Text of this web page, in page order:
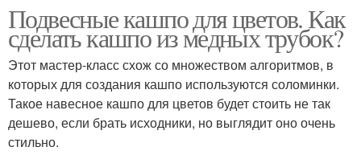
Подвесные кашпо для цветов. Как
сделать кашпо из медных трубок?
Этот мастер-класс схож со множеством алгоритмов, в
которых для создания кашпо используются соломинки.
Такое навесное кашпо для цветов будет стоить не так
дешево, если брать исходники, но выглядит оно очень
стильно.